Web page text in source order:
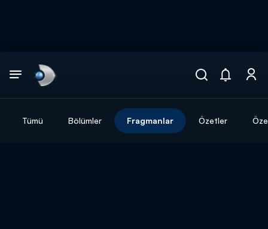
Tümü Bölümler Fragmanlar Özetler